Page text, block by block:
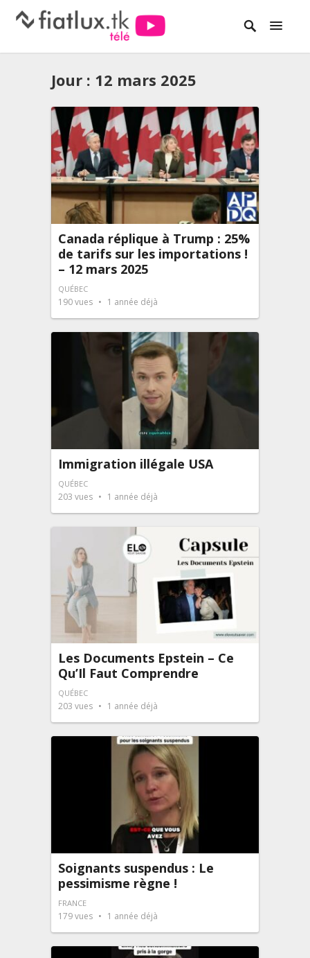
Jour : 12 mars 2025
Canada réplique à Trump : 25%
de tarifs sur les importations !
– 12 mars 2025
QUÉBEC
190vues 1 année déjà
Immigration illégale USA
QUÉBEC
203 vues 1 année déjà
Les Documents Epstein – Ce
Qu’Il Faut Comprendre
QUÉBEC
203 vues 1 année déjà
Soignants suspendus : Le
pessimisme règne !
FRANCE
179vues 1 année déjà